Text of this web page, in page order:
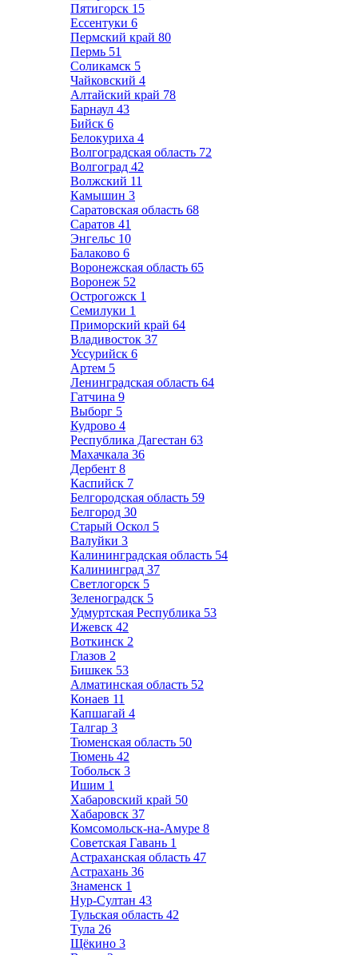
Пятигорск 15
Ессентуки 6
Пермский край 80
Пермь 51
Соликамск 5
Чайковский 4
Алтайский край 78
Барнаул 43
Бийск 6
Белокуриха 4
Волгоградская область 72
Волгоград 42
Волжский 11
Камышин 3
Саратовская область 68
Саратов 41
Энгельс 10
Балаково 6
Воронежская область 65
Воронеж 52
Острогожск 1
Семилуки 1
Приморский край 64
Владивосток 37
Уссурийск 6
Артем 5
Ленинградская область 64
Гатчина 9
Выборг 5
Кудрово 4
Республика Дагестан 63
Махачкала 36
Дербент 8
Каспийск 7
Белгородская область 59
Белгород 30
Старый Оскол 5
Валуйки 3
Калининградская область 54
Калининград 37
Светлогорск 5
Зеленоградск 5
Удмуртская Республика 53
Ижевск 42
Воткинск 2
Глазов 2
Бишкек 53
Алматинская область 52
Конаев 11
Капшагай 4
Талгар 3
Тюменская область 50
Тюмень 42
Тобольск 3
Ишим 1
Хабаровский край 50
Хабаровск 37
Комсомольск-на-Амуре 8
Советская Гавань 1
Астраханская область 47
Астрахань 36
Знаменск 1
Нур-Султан 43
Тульская область 42
Тула 26
Щёкино 3